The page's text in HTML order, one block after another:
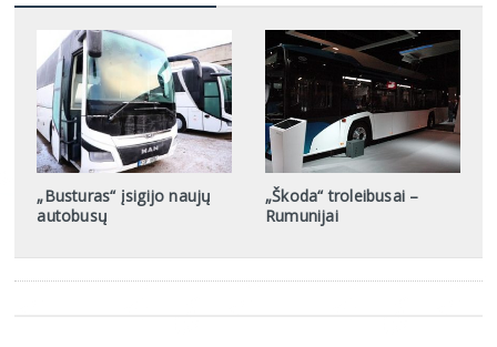
„Busturas“ įsigijo naujų
autobusų
„Škoda“ troleibusai –
Rumunijai